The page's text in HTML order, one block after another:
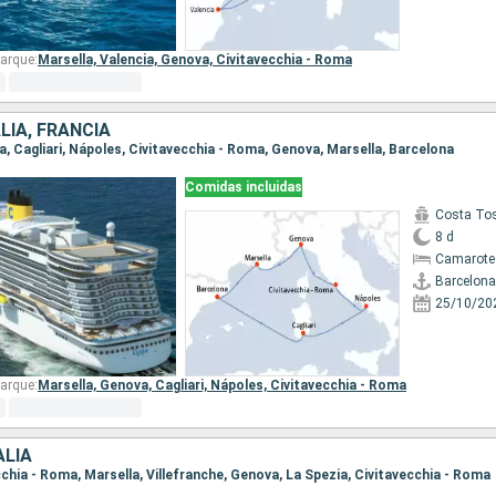
Marsella, Valencia, Genova, Civitavecchia - Roma
FRANCIA
Cagliari, Nápoles, Civitavecchia - Roma, Genova, Marsella, Barcelona
Comidas incluidas
Costa
8 d
Barcelona
25/10/
Marsella, Genova, Cagliari, Nápoles, Civitavecchia - Roma
- Roma, Marsella, Villefranche, Genova, La Spezia, Civitavecchia - Roma